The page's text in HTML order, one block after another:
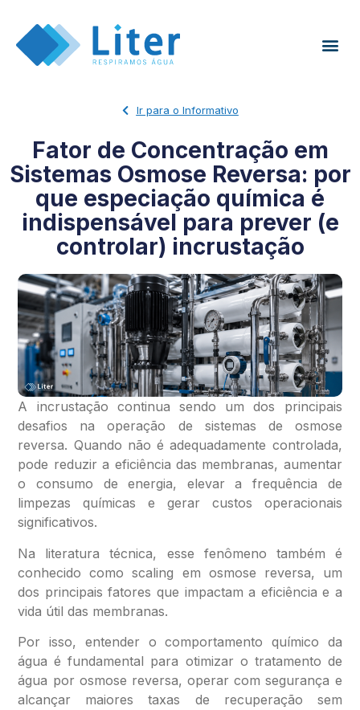
Ir para o Informativo
Fator de Concentração em
Sistemas Osmose Reversa: por
que especiação química é
indispensável para prever (e
controlar) incrustação
A incrustação continua sendo um dos principais
desafios na operação de sistemas de osmose
reversa. Quando não é adequadamente controlada,
pode reduzir a eficiência das membranas, aumentar
o consumo de energia, elevar a frequência de
limpezas químicas e gerar custos operacionais
significativos.
Na literatura técnica, esse fenômeno também é
conhecido como scaling em osmose reversa, um
dos principais fatores que impactam a eficiência e a
vida útil das membranas.
Por isso, entender o comportamento químico da
água é fundamental para otimizar o tratamento de
água por osmose reversa, operar com segurança e
alcançar maiores taxas de recuperação sem